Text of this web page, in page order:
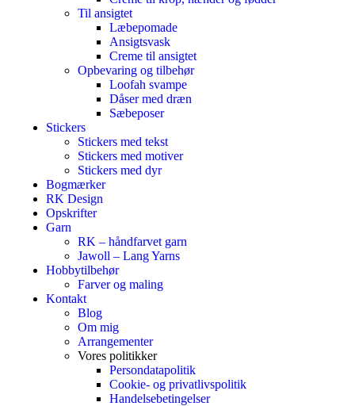
Til ansigtet
Læbepomade
Ansigtsvask
Creme til ansigtet
Opbevaring og tilbehør
Loofah svampe
Dåser med dræn
Sæbeposer
Stickers
Stickers med tekst
Stickers med motiver
Stickers med dyr
Bogmærker
RK Design
Opskrifter
Garn
RK – håndfarvet garn
Jawoll – Lang Yarns
Hobbytilbehør
Farver og maling
Kontakt
Blog
Om mig
Arrangementer
Vores politikker
Persondatapolitik
Cookie- og privatlivspolitik
Handelsebetingelser